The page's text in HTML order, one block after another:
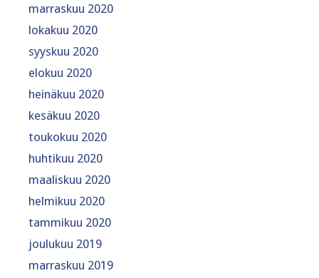
marraskuu 2020
lokakuu 2020
syyskuu 2020
elokuu 2020
heinäkuu 2020
kesäkuu 2020
toukokuu 2020
huhtikuu 2020
maaliskuu 2020
helmikuu 2020
tammikuu 2020
joulukuu 2019
marraskuu 2019